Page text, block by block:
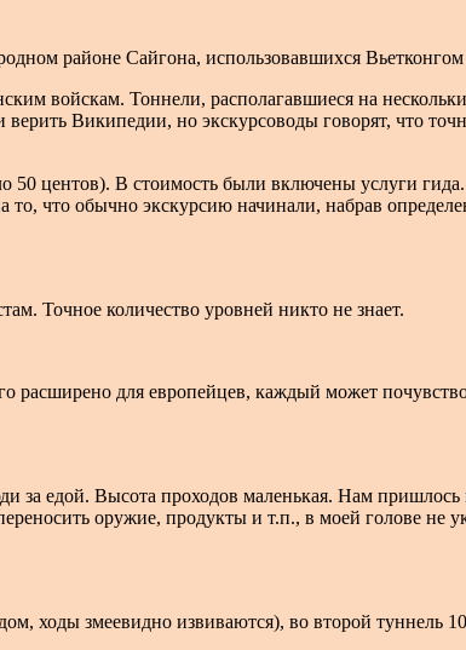
районе Сайгона, использовавшихся
войскам. Тоннели, располагавшиеся на
Википедии, но экскурсоводы говорят, что
50 центов). В стоимость были включены услуги
что обычно экскурсию начинали, набрав
Точное количество уровней никто не знает.
для европейцев, каждый может
за едой. Высота проходов маленькая. Нам
оружие, продукты и т.п., в моей голове не
ходы змеевидно извиваются), во второй туннель